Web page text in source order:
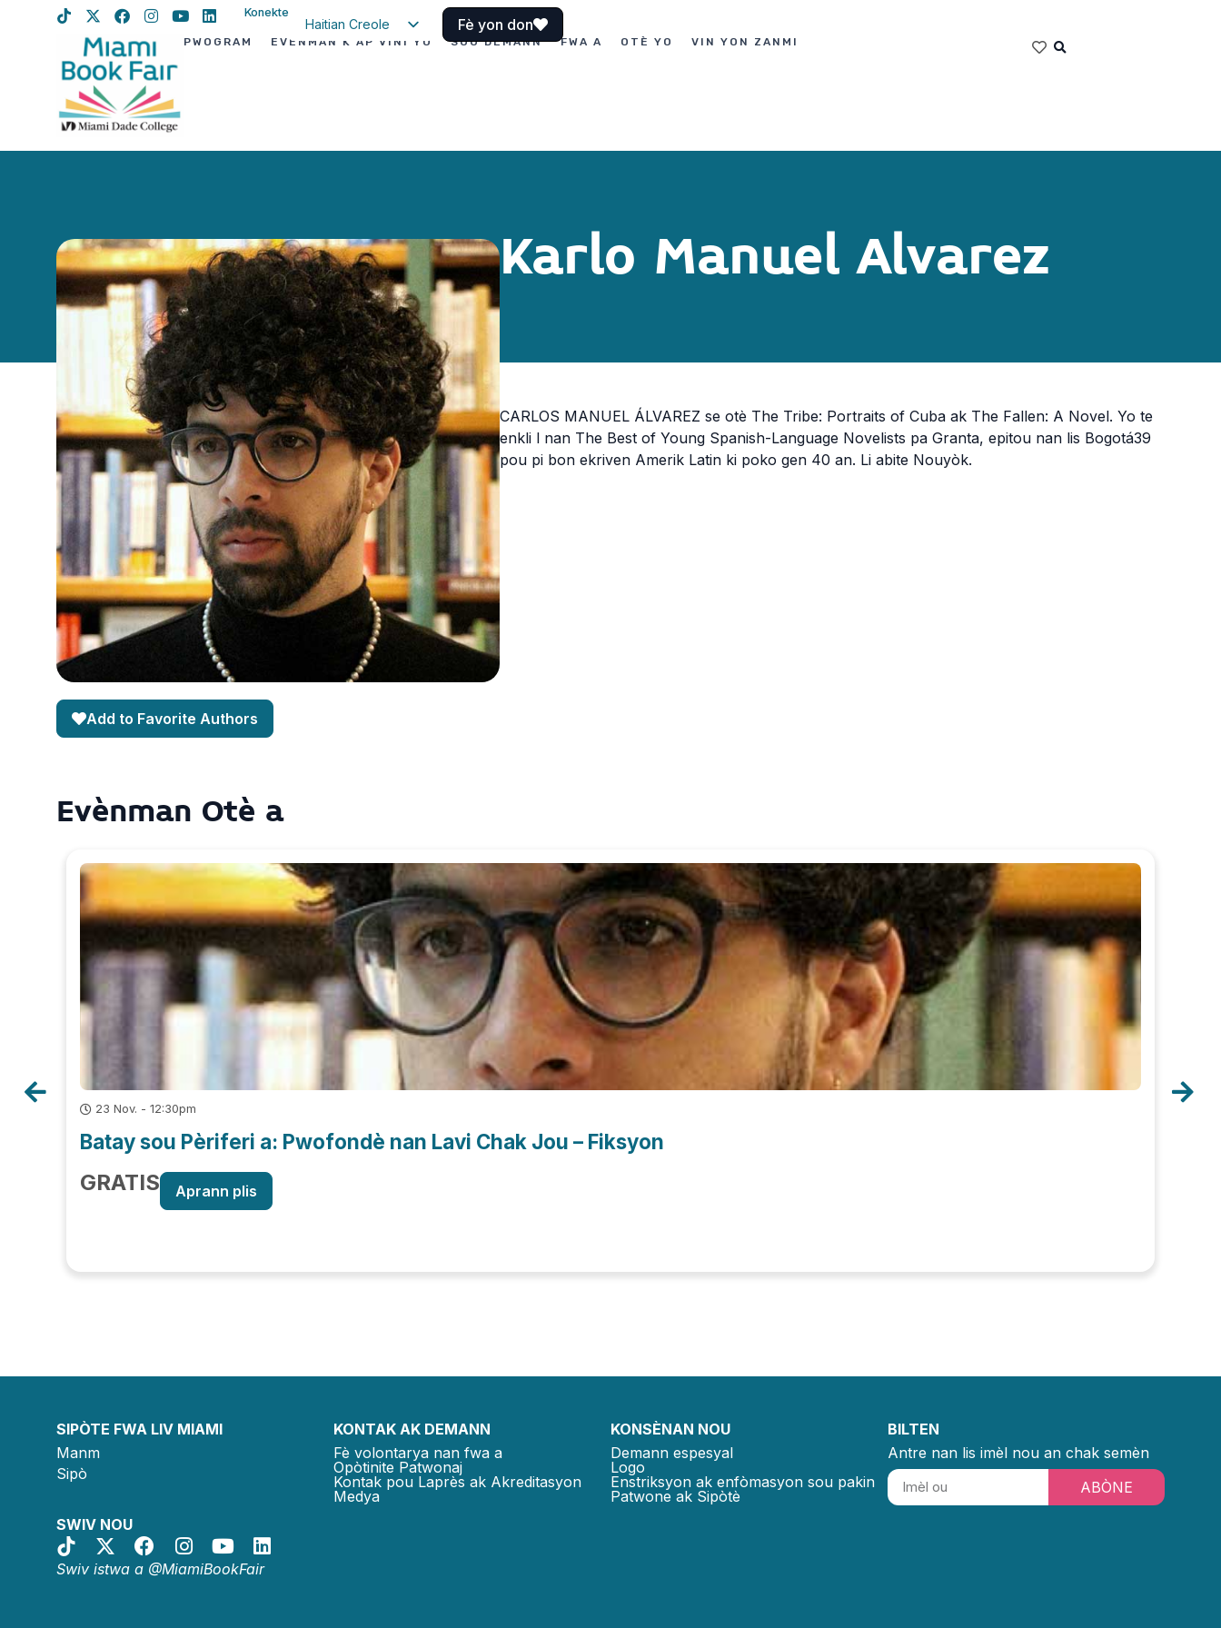
Konekte
Haitian Creole
Fè yon don
PWOGRAM EVÈNMAN K AP VINI YO SOU DEMANN FWA A OTÈ YO VIN YON ZANMI
Karlo Manuel Alvarez
Add to Favorite Authors
CARLOS MANUEL ÁLVAREZ se otè The Tribe: Portraits of Cuba ak The Fallen: A Novel. Yo te
enkli l nan The Best of Young Spanish-Language Novelists pa Granta, epitou nan lis Bogotá39
pou pi bon ekriven Amerik Latin ki poko gen 40 an. Li abite Nouyòk.
Evènman Otè a
23 Nov. - 12:30pm
Batay sou Pèriferi a: Pwofondè nan Lavi Chak Jou – Fiksyon
GRATIS Aprann plis
SIPÒTE FWA LIV MIAMI
Manm
Sipò
SWIV NOU
Swiv istwa a @MiamiBookFair
KONTAK AK DEMANN
Fè volontarya nan fwa a
Opòtinite Patwonaj
Kontak pou Laprès ak Akreditasyon
Medya
KONSÈNAN NOU
Demann espesyal
Logo
Enstriksyon ak enfòmasyon sou pakin
Patwone ak Sipòtè
BILTEN
Antre nan lis imèl nou an chak semèn
ABÒNE